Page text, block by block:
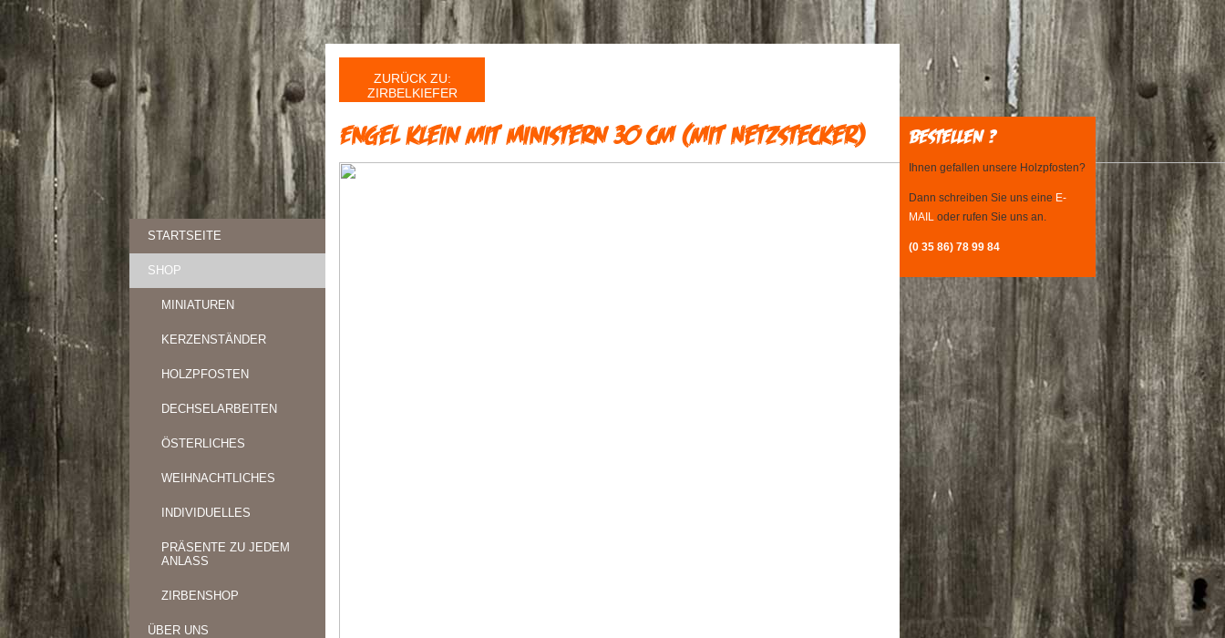
STARTSEITE
SHOP
MINIATUREN
KERZENSTÄNDER
HOLZPFOSTEN
DECHSELARBEITEN
ÖSTERLICHES
WEIHNACHTLICHES
INDIVIDUELLES
PRÄSENTE ZU JEDEM
ANLASS
ZIRBENSHOP
ÜBER UNS
ZURÜCK ZU:
ZIRBELKIEFER
Engel klein mit Ministern 30 cm (mit Netzstecker) Bestellen ?
Ihnen gefallen unsere Holzpfosten?
Dann schreiben Sie uns eine E-
MAIL oder rufen Sie uns an.
(0 35 86) 78 99 84